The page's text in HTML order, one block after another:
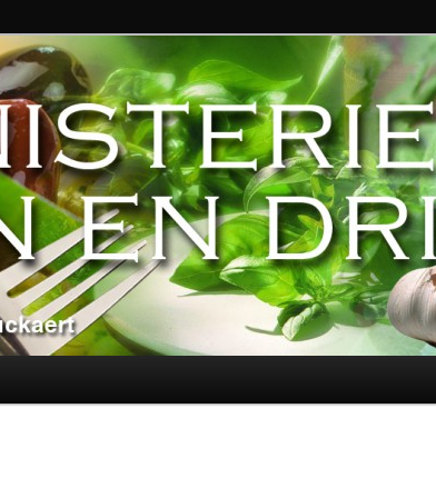
en Drinken
genoegens…